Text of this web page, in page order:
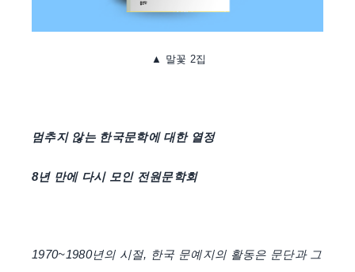
▲ 말꽃 2집
멈추지 않는 한국문학에 대한 열정
8년 만에 다시 모인 전원문학회
1970~1980년의 시절, 한국 문예지의 활동은 문단과 그